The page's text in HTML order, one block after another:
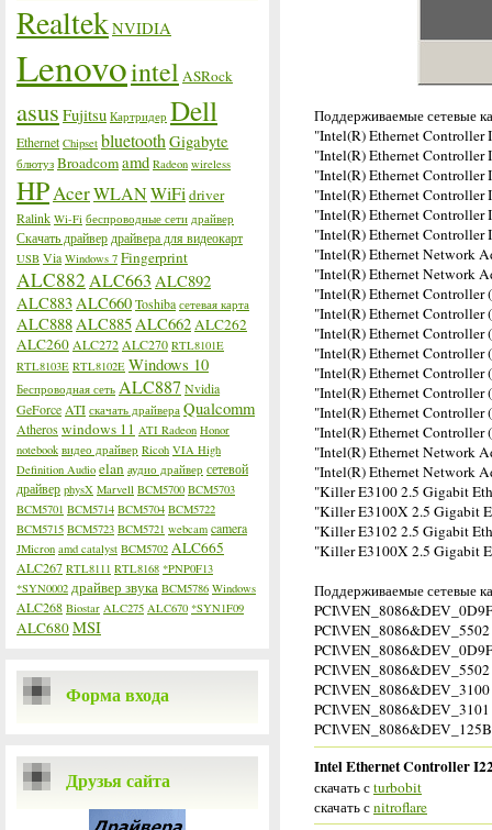
RealtekNVIDIA
Lenovointel ASRock
asus Fujitsu Картридер Dell
Ethernet Chipset bluetooth Gigabyte
блютуз Broadcomamd Radeon wireless
HPAcerWLANWiFi driver
Ralink Wi-Fi беспроводные сети драйвер
Скачать драйвер драйвера для видеокарт
USB Via Windows 7 Fingerprint
ALC882 ALC663 ALC892
ALC883ALC660Toshiba сетевая карта
ALC888ALC885ALC662ALC262
ALC260 ALC272 ALC270 RTL8101E
RTL8103E RTL8102E Windows 10
Беспроводная сеть ALC887 Nvidia
GeForce ATI скачать драйвера Qualcomm
Atheroswindows 11 ATI Radeon Honor
notebook видео драйвер Ricoh VIA High
Definition Audio elan аудио драйвер сетевой
драйвер physX Marvell BCM5700 BCM5703
BCM5701 BCM5714 BCM5704 BCM5722
BCM5715 BCM5723 BCM5721 webcam camera
JMicron amd catalyst BCM5702 ALC665
ALC267 RTL8111 RTL8168 *PNP0F13
*SYN0002 драйвер звука BCM5786 Windows
ALC268 Biostar ALC275 ALC670 *SYN1F09
ALC680MSI
Форма входа
Друзья сайта
Поддерживаемые сетевые
"Intel(R) Ethernet Controller
"Intel(R) Ethernet Controller
"Intel(R) Ethernet Controller
"Intel(R) Ethernet Controller
"Intel(R) Ethernet Controller
"Intel(R) Ethernet Controller
"Intel(R) Ethernet Network
"Intel(R) Ethernet Network
"Intel(R) Ethernet Controller
"Intel(R) Ethernet Controller
"Intel(R) Ethernet Controller
"Intel(R) Ethernet Controller
"Intel(R) Ethernet Controller
"Intel(R) Ethernet Controller
"Intel(R) Ethernet Controller
"Intel(R) Ethernet Controller
"Intel(R) Ethernet Network
"Intel(R) Ethernet Network
"Killer E3100 2.5 Gigabit
"Killer E3100X 2.5 Gigabit
"Killer E3102 2.5 Gigabit
"Killer E3100X 2.5 Gigabit
Поддерживаемые сетевые
PCI\VEN_8086&DEV_0D9F
PCI\VEN_8086&DEV_5502
PCI\VEN_8086&DEV_0D9F
PCI\VEN_8086&DEV_5502
PCI\VEN_8086&DEV_3100
PCI\VEN_8086&DEV_3101
PCI\VEN_8086&DEV_125B
Intel Ethernet Controller
скачать сturbobit
скачать сnitroflare